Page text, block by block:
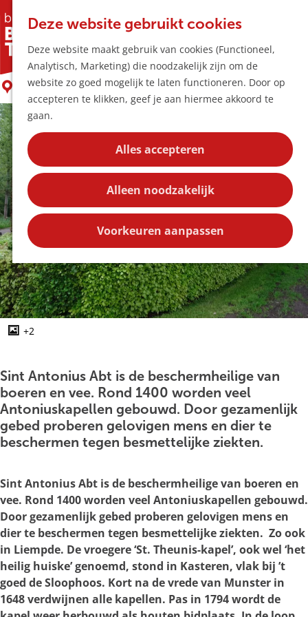
Deze website gebruikt cookies
Deze website maakt gebruik van cookies (Functioneel,
Analytisch, Marketing) die noodzakelijk zijn om de
website zo goed mogelijk te laten functioneren. Door op
accepteren te klikken, geef je aan hiermee akkoord te
gaan.
Alles accepteren
Alleen noodzakelijk
Voorkeuren aanpassen
G
n
a
a
r
d
e
h
o
m
e
p
a
g
K
a
r
t
Z
e
k
e
n
e
n
u
Hotspots
Uitagenda
Plan je bezoek
Bereikbaarheid
Overnachten
Kortingen
Blog
Contact
Sint-Antoniuskapel
Liempde
+2
e
n
p
o
p
m
e
t
v
e
r
g
r
Sint Antonius Abt is de beschermheilige van
boeren en vee. Rond 1400 worden veel
Antoniuskapellen gebouwd. Door gezamenlijk
gebed proberen gelovigen mens en dier te
beschermen tegen besmettelijke ziekten.
Sint Antonius Abt is de beschermheilige van boeren en
vee. Rond 1400 worden veel Antoniuskapellen gebouwd.
Door gezamenlijk gebed proberen gelovigen mens en
dier te beschermen tegen besmettelijke ziekten. Zo ook
in Liempde. De vroegere ‘St. Theunis-kapel’, ook wel ‘het
heilig huiske’ genoemd, stond in Kasteren, vlak bij ’t
goed de Sloophoos. Kort na de vrede van Munster in
1648 verdwijnen alle kapellen. Pas in 1794 wordt de